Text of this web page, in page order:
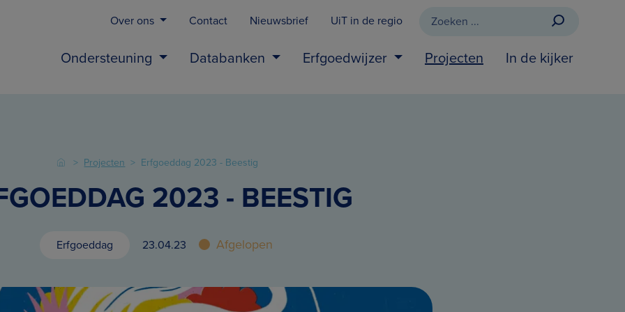
Over ons Contact Nieuwsbrief UiT in de regio
Ondersteuning Databanken Erfgoedwijzer Projecten In de kijker
Projecten Erfgoeddag 2023 - Beestig
2023 - BEESTIG
Erfgoeddag 23.04.23 Afgelopen